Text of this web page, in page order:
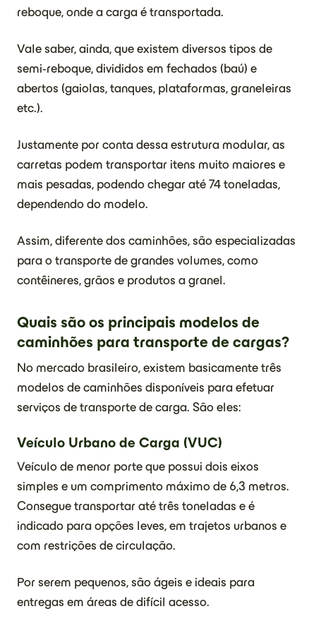
reboque, onde a carga é transportada.
Vale saber, ainda, que existem diversos tipos de
semi-reboque, divididos em fechados (baú) e
abertos (gaiolas, tanques, plataformas, graneleiras
etc.).
Justamente por conta dessa estrutura modular, as
carretas podem transportar itens muito maiores e
mais pesadas, podendo chegar até 74 toneladas,
dependendo do modelo.
Assim, diferente dos caminhões, são especializadas
para o transporte de grandes volumes, como
contêineres, grãos e produtos a granel.
Quais são os principais modelos de
caminhões para transporte de cargas?
No mercado brasileiro, existem basicamente três
modelos de caminhões disponíveis para efetuar
serviços de transporte de carga. São eles:
Veículo Urbano de Carga (VUC)
Veículo de menor porte que possui dois eixos
simples e um comprimento máximo de 6,3 metros.
Consegue transportar até três toneladas e é
indicado para opções leves, em trajetos urbanos e
com restrições de circulação.
Por serem pequenos, são ágeis e ideais para
entregas em áreas de difícil acesso.